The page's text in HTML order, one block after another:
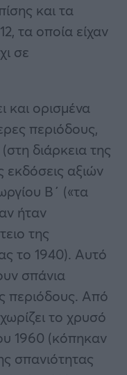
και τα
τα οποία είχαν
σε
και ορισμένα
περιόδους,
διάρκεια της
αξιών
Β΄ («τα
ήταν
της
το 1940). Αυτό
σπάνια
περιόδους. Από
το χρυσό
1960 (κόπηκαν
σπανιότητας